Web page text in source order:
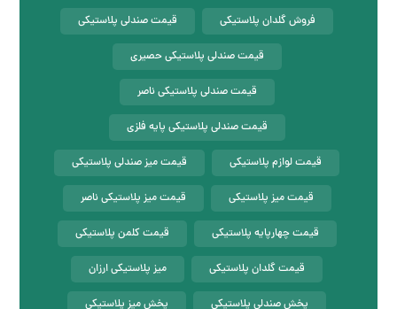
فروش گلدان پلاستیکی قیمت صندلی پلاستیکی
قیمت صندلی پلاستیکی حصیری
قیمت صندلی پلاستیکی ناصر
قیمت صندلی پلاستیکی پایه فلزی
قیمت لوازم پلاستیکی قیمت میز صندلی پلاستیکی
قیمت میز پلاستیکی قیمت میز پلاستیکی ناصر
قیمت چهارپایه پلاستیکی قیمت کلمن پلاستیکی
قیمت گلدان پلاستیکی میز پلاستیکی ارزان
پخش صندلی پلاستیکی پخش میز پلاستیکی